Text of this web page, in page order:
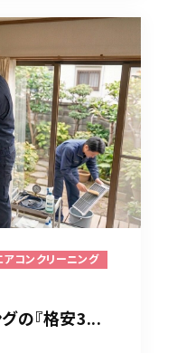
アコンクリーニング
グの『格安3...